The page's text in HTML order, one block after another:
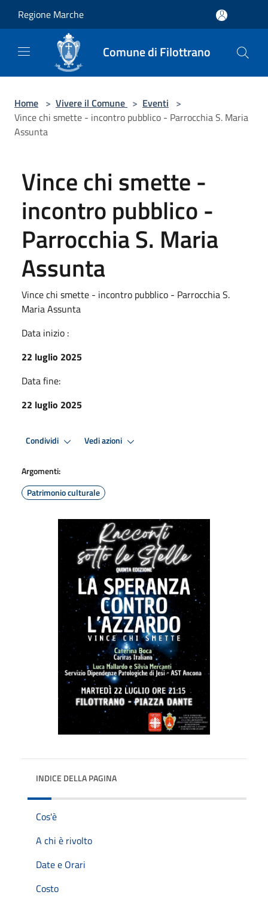
Regione Marche
Comune di Filottrano
Home > Vivere il Comune > Eventi >
Vince chi smette - incontro pubblico - Parrocchia S. Maria
Assunta
Vince chi smette -
incontro pubblico -
Parrocchia S. Maria
Assunta
Vince chi smette - incontro pubblico - Parrocchia S.
Maria Assunta
Data inizio :
22 luglio 2025
Data fine:
22 luglio 2025
Condividi Vedi azioni
Argomenti:
Patrimonio culturale
INDICE DELLA PAGINA
Cos'è
A chi è rivolto
Date e Orari
Costo